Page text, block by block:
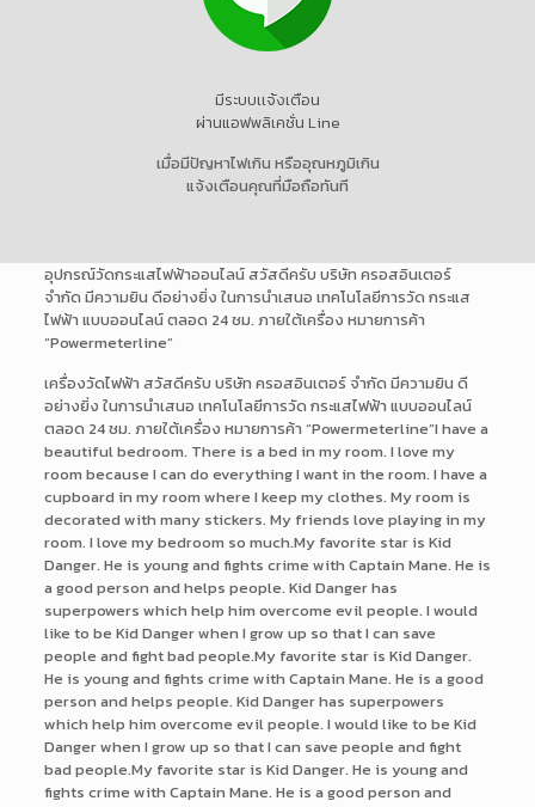
มีระบบเเจ้งเตือน
ผ่านแอฟพลิเคชั่น Line
เมื่อมีปัญหาไฟเกิน หรืออุณหภูมิเกิน
แจ้งเตือนคุณที่มือถือทันที
อุปกรณ์วัดกระแสไฟฟ้าออนไลน์ สวัสดีครับ บริษัท ครอสอินเตอร์
จำกัด มีความยิน ดีอย่างยิ่ง ในการนำเสนอ เทคโนโลยีการวัด กระแส
ไฟฟ้า แบบออนไลน์ ตลอด 24 ชม. ภายใต้เครื่อง หมายการค้า
“Powermeterline”
เครื่องวัดไฟฟ้า สวัสดีครับ บริษัท ครอสอินเตอร์ จำกัด มีความยิน ดี
อย่างยิ่ง ในการนำเสนอ เทคโนโลยีการวัด กระแสไฟฟ้า แบบออนไลน์
ตลอด 24 ชม. ภายใต้เครื่อง หมายการค้า “Powermeterline”I have a
beautiful bedroom. There is a bed in my room. I love my
room because I can do everything I want in the room. I have a
cupboard in my room where I keep my clothes. My room is
decorated with many stickers. My friends love playing in my
room. I love my bedroom so much.My favorite star is Kid
Danger. He is young and fights crime with Captain Mane. He is
a good person and helps people. Kid Danger has
superpowers which help him overcome evil people. I would
like to be Kid Danger when I grow up so that I can save
people and fight bad people.My favorite star is Kid Danger.
He is young and fights crime with Captain Mane. He is a good
person and helps people. Kid Danger has superpowers
which help him overcome evil people. I would like to be Kid
Danger when I grow up so that I can save people and fight
bad people.My favorite star is Kid Danger. He is young and
fights crime with Captain Mane. He is a good person and